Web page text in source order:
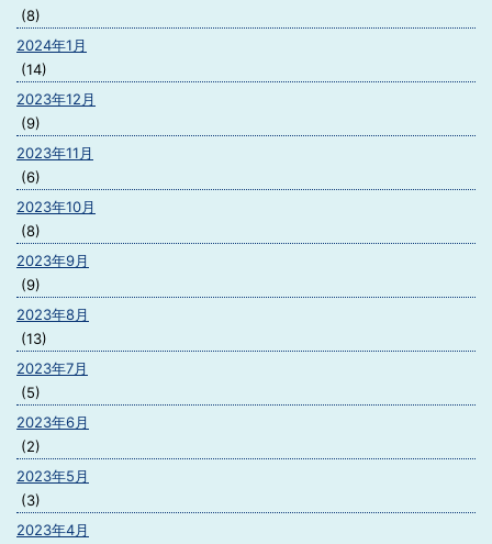
(8)
2024年1月
(14)
2023年12月
(9)
2023年11月
(6)
2023年10月
(8)
2023年9月
(9)
2023年8月
(13)
2023年7月
(5)
2023年6月
(2)
2023年5月
(3)
2023年4月